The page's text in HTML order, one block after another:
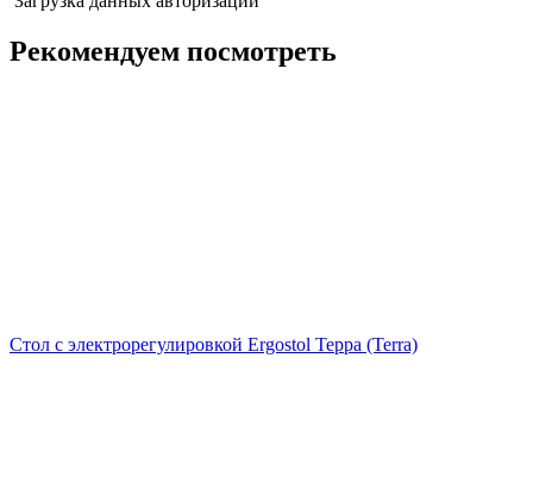
Рекомендуем посмотреть
Стол с электрорегулировкой Ergostol Терра (Terra)